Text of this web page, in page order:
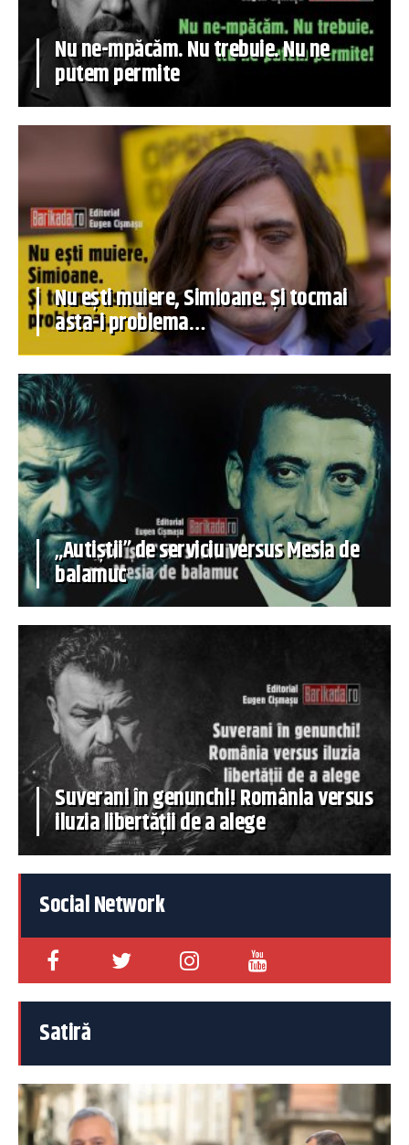
Nu ne-mpăcăm. Nu trebuie. Nu ne
putem permite
Nu ești muiere, Simioane. Și tocmai
asta-i problema…
„Autiștii” de serviciu versus Mesia de
balamuc
Suverani în genunchi! România versus
iluzia libertății de a alege
Social Network
Satiră